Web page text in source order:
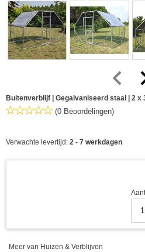
Buitenverblijf | Gegalvaniseerd staal | 2 x
(0 Beoordelingen)
Verwachte levertijd: 2 - 7 werkdagen
Meer van Huizen & Verblijven